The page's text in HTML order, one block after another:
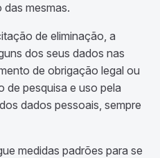
mesmas.
de eliminação, a
dos seus dados nas
de obrigação legal ou
de pesquisa e uso pela
dados pessoais, sempre
medidas padrões para se